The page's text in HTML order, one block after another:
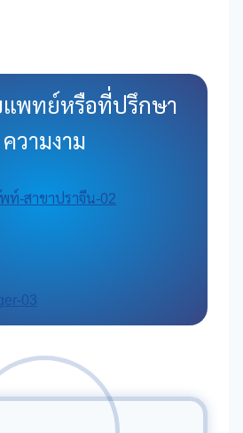
พทย์หรือที่ปรึกษา
ความงาม